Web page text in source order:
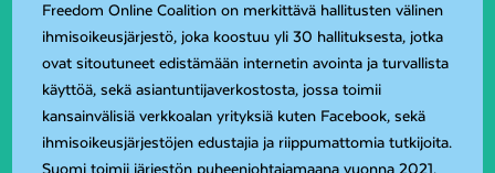
Freedom Online Coalition on merkittävä hallitusten välinen
ihmisoikeusjärjestö, joka koostuu yli 30 hallituksesta, jotka
ovat sitoutuneet edistämään internetin avointa ja turvallista
käyttöä, sekä asiantuntijaverkostosta, jossa toimii
kansainvälisiä verkkoalan yrityksiä kuten Facebook, sekä
ihmisoikeusjärjestöjen edustajia ja riippumattomia tutkijoita.
Suomi toimii järjestön puheenjohtajamaana vuonna 2021.